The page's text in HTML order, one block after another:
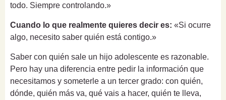
todo. Siempre controlando.»
Cuando lo que realmente quieres decir es: «Si ocurre
algo, necesito saber quién está contigo.»
Saber con quién sale un hijo adolescente es razonable.
Pero hay una diferencia entre pedir la información que
necesitamos y someterle a un tercer grado: con quién,
dónde, quién más va, qué vais a hacer, quién te lleva,